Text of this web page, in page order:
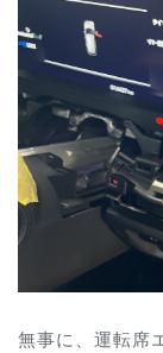
無事に、運転席